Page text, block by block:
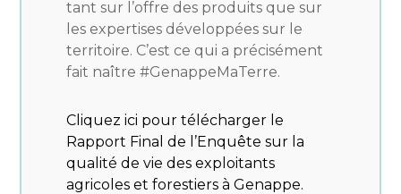
tant sur l’offre des produits que sur
les expertises développées sur le
territoire. C’est ce qui a précisément
fait naître #GenappeMaTerre.
Cliquez ici pour télécharger le
Rapport Final de l’Enquête sur la
qualité de vie des exploitants
agricoles et forestiers à Genappe.